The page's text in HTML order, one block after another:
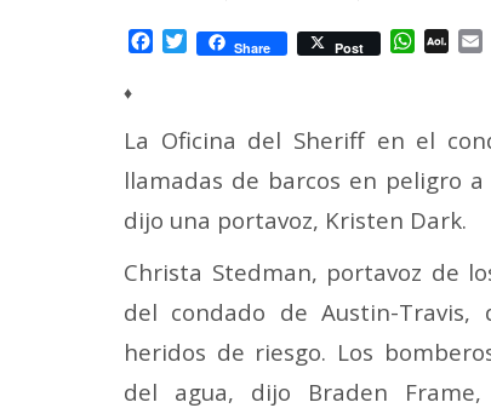
Facebook
TwitterShare Post
AOL
♦
La Oficina del Sheriff en el
llamadas de barcos en peligro
dijo una portavoz, Kristen Dark.
Christa Stedman, portavoz de
del condado de Austin-
heridos de riesgo. Los
del agua, dijo Braden